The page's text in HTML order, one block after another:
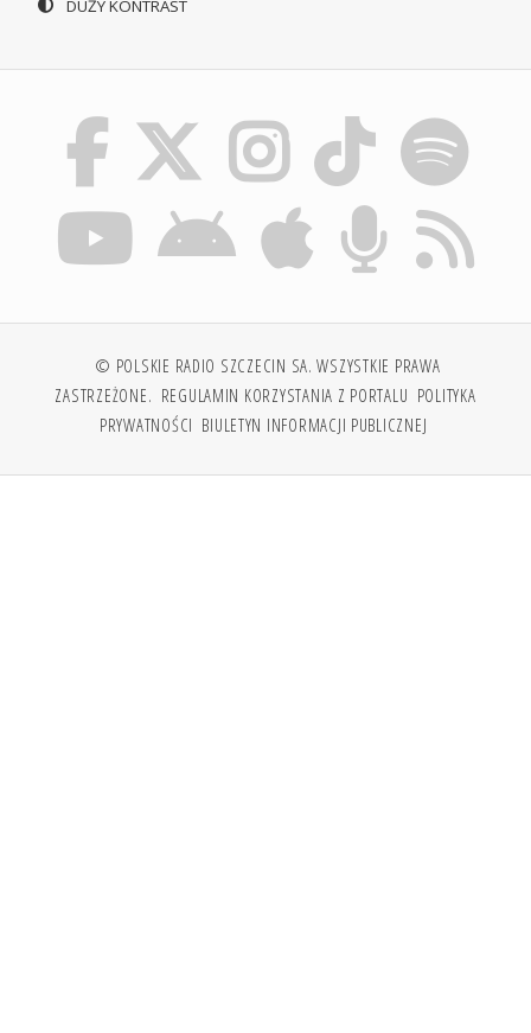
DUŻY KONTRAST
© POLSKIE RADIO SZCZECIN SA. WSZYSTKIE PRAWA
ZASTRZEŻONE. REGULAMIN KORZYSTANIA Z PORTALU POLITYKA
PRYWATNOŚCI BIULETYN INFORMACJI PUBLICZNEJ